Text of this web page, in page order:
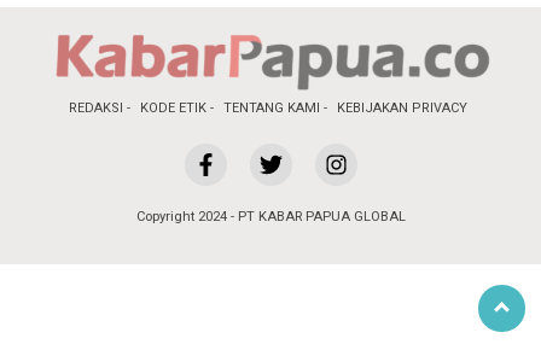
REDAKSI KODE ETIK TENTANG KAMI KEBIJAKAN PRIVACY
Copyright 2024 - PT KABAR PAPUA GLOBAL